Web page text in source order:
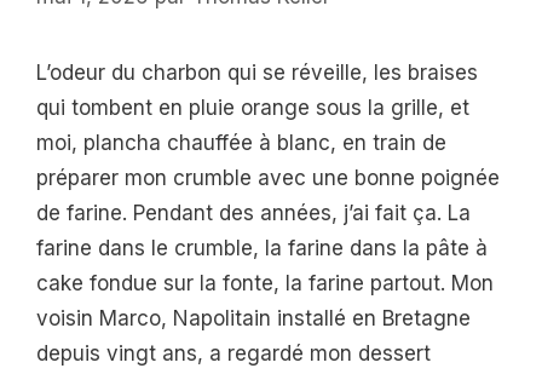
L’odeur du charbon qui se réveille, les braises
qui tombent en pluie orange sous la grille, et
moi, plancha chauffée à blanc, en train de
préparer mon crumble avec une bonne poignée
de farine. Pendant des années, j’ai fait ça. La
farine dans le crumble, la farine dans la pâte à
cake fondue sur la fonte, la farine partout. Mon
voisin Marco, Napolitain installé en Bretagne
depuis vingt ans, a regardé mon dessert